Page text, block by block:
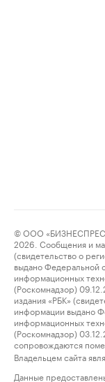
© ООО
2026. Сообщения и
(свидетельство о
выдано Федеральной
информационных
(Роскомнадзор)
издания «РБК»
информации выдано
информационных
(Роскомнадзор)
сопровождаются
Владельцем сайта
Данные